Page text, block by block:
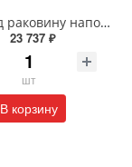
Тумба под раковину напольная EQUIL Найс 60 см tnNICE60.2Y-05 белая
23 737 ₽
шт
В корзину